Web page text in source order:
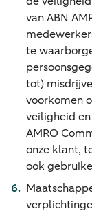
van ABN
te
tot)
voorkomen
veiligheid
AMRO
onze klant,
ook